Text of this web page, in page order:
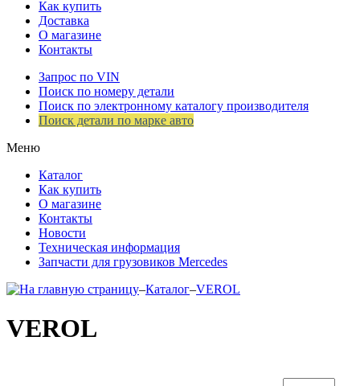
Как купить
Доставка
О магазине
Контакты
Запрос по VIN
Поиск по номеру детали
Поиск по электронному каталогу производителя
Поиск детали по марке авто
Меню
Каталог
Как купить
О магазине
Контакты
Новости
Техническая информация
Запчасти для грузовиков Mercedes
–Каталог–VEROL
VEROL